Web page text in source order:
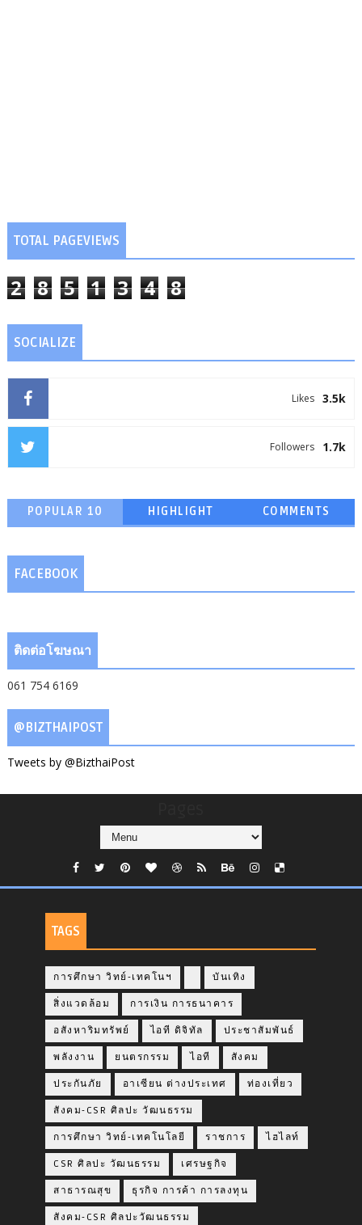
TOTAL PAGEVIEWS
2 8 5 1 3 4 8
SOCIALIZE
3.5k
Likes
1.7k
Followers
POPULAR 10 HIGHLIGHT COMMENTS
FACEBOOK
ติดต่อโฆษณา
061 754 6169
@BIZTHAIPOST
Tweets by @BizthaiPost
TAGS
การศึกษา วิทย์-เทคโนฯ บันเทิง
สิ่งแวดล้อม การเงิน การธนาคาร
อสังหาริมทรัพย์ ไอที ดิจิทัล ประชาสัมพันธ์
พลังงาน ยนตรกรรม ไอที สังคม
ประกันภัย อาเซียน ต่างประเทศ ท่องเที่ยว
สังคม-CSR ศิลปะ วัฒนธรรม
การศึกษา วิทย์-เทคโนโลยี ราชการ ไฮไลท์
CSR ศิลปะ วัฒนธรรม เศรษฐกิจ
สาธารณสุข ธุรกิจ การค้า การลงทุน
สังคม-CSR ศิลปะวัฒนธรรม